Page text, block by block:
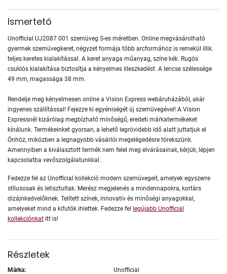
Ismertető
Unofficial UJ2087 001 szemüveg S-es méretben. Online megvásárolható
gyermek szemüvegkeret, négyzet formája több arcformához is remekül illik.
teljes keretes kialakítással. A keret anyaga műanyag, színe kék. Rugós
csuklós kialakítása biztosítja a kényelmes illeszkedést. A lencse szélessége
49 mm, magassága 38 mm.
Rendelje meg kényelmesen online a Vision Express webáruházából, akár
ingyenes szállítással! Fejezze ki egyéniségét új szemüvegével! A Vision
Expressnél kizárólag megbízható minőségű, eredeti márkatermékeket
kínálunk. Termékeinket gyorsan, a lehető legrövidebb idő alatt juttatjuk el
Önhöz, miközben a legnagyobb vásárlói megelégedésre törekszünk.
Amennyiben a kiválasztott termék nem felel meg elvárásainak, kérjük, lépjen
kapcsolatba vevőszolgálatunkkal.
Fedezze fel az Unofficial kollekció modern szemüvegeit, amelyek egyszerre
stílusosak és letisztultak. Merész megjelenés a mindennapokra, kortárs
dizájnkedvelőknek. Telített színek, innovatív és minőségi anyagokkal,
amelyeket mind a kifutók ihlettek. Fedezze fel
legújabb Unofficial
kollekciónkat itt is!
Részletek
Márka:
Unofficial